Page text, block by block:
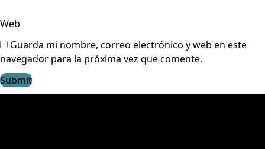
Web
Guarda mi nombre, correo electrónico y web en este
navegador para la próxima vez que comente.